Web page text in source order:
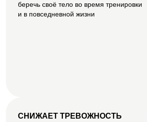
беречь своё тело во время тренировки
и в повседневной жизни
СНИЖАЕТ ТРЕВОЖНОСТЬ